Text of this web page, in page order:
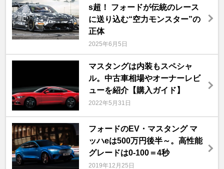
s超！ フォードが伝統のレース
に送り込む“空力モンスター”の
正体
2025年6月5日
マスタングは内装もスペシャ
ル。中古車相場やオーナーレビ
ューを紹介【購入ガイド】
2022年5月31日
フォードのEV・マスタング マ
ッハeは500万円後半～。高性能
グレードは0-100＝4秒
2019年12月25日